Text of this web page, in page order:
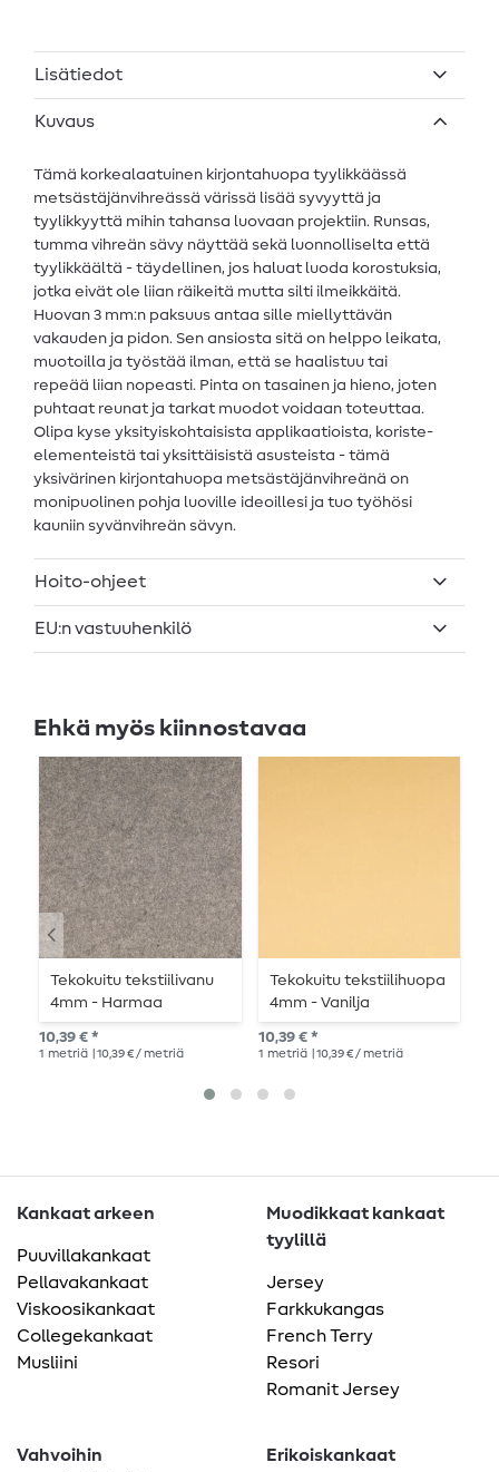
Lisätiedot
Kuvaus
Tämä korkealaatuinen kirjontahuopa tyylikkäässä
metsästäjänvihreässä värissä lisää syvyyttä ja
tyylikkyyttä mihin tahansa luovaan projektiin. Runsas,
tumma vihreän sävy näyttää sekä luonnolliselta että
tyylikkäältä - täydellinen, jos haluat luoda korostuksia,
jotka eivät ole liian räikeitä mutta silti ilmeikkäitä.
Huovan 3 mm:n paksuus antaa sille miellyttävän
vakauden ja pidon. Sen ansiosta sitä on helppo leikata,
muotoilla ja työstää ilman, että se haalistuu tai
repeää liian nopeasti. Pinta on tasainen ja hieno, joten
puhtaat reunat ja tarkat muodot voidaan toteuttaa.
Olipa kyse yksityiskohtaisista applikaatioista, koriste-
elementeistä tai yksittäisistä asusteista - tämä
yksivärinen kirjontahuopa metsästäjänvihreänä on
monipuolinen pohja luoville ideoillesi ja tuo työhösi
kauniin syvänvihreän sävyn.
Hoito-ohjeet
EU:n vastuuhenkilö
Ehkä myös kiinnostavaa
Tekokuitu tekstiilivanu
4mm - Harmaa
meleerattu
10,39 € *
1 metriä | 10,39 € / metriä
Tekokuitu tekstiilihuopa
4mm - Vanilja
10,39 € *
1 metriä | 10,39 € / metriä
Kankaat arkeen
Puuvillakankaat
Pellavakankaat
Viskoosikankaat
Collegekankaat
Musliini
Muodikkaat kankaat
tyylillä
Jersey
Farkkukangas
French Terry
Resori
Romanit Jersey
Vahvoihin
Erikoiskankaat